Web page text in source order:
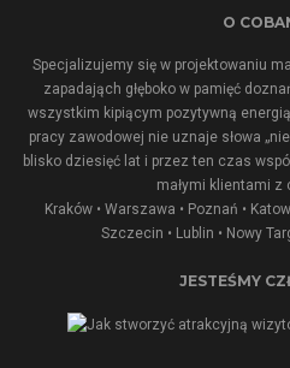
O
Specjalizujemy się w projektowaniu
zapadająch głęboko w pamięć
wszystkim kipiącym pozytywną
pracy zawodowej nie uznaje słowa
blisko dziesięć lat i przez ten czas
małymi klientami z
Kraków • Warszawa • Poznań •
Szczecin • Lublin • Nowy
JESTEŚMY